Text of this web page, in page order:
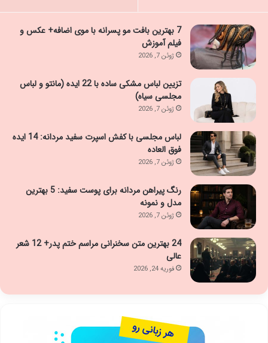
7 بهترین بافت مو پسرانه با موی اضافه+ عکس و
فیلم آموزش
ژوئن 7, 2026
تزیین لباس مشکی ساده با 22 ایده (مانتو و لباس
مجلسی سیاه)
ژوئن 7, 2026
لباس مجلسی با کفش اسپرت سفید مردانه: 14 ایده
فوق العاده
ژوئن 7, 2026
رنگ پیراهن مردانه برای پوست سفید: 5 بهترین
مدل و نمونه
ژوئن 7, 2026
24 بهترین متن سخنرانی مراسم ختم پدر+ 12 شعر
عالی
فوریه 24, 2026